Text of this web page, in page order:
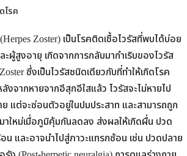
โรค
Zoster) เป็นโรคติดเชื้อไวรัสที่พบได้บ่อย
ะผู้สูงอายุ เกิดจากการกลับมากำเริบของไวรัส
ซึ่งเป็นไวรัสชนิดเดียวกับที่ทำให้เกิดโรค
งจากหายจากอีสุกอีใสแล้ว ไวรัสจะไม่หายไป
ย แต่จะซ่อนตัวอยู่ในปมประสาท และสามารถถูก
าใหม่เมื่อภูมิคุ้มกันลดลง ส่งผลให้เกิดผื่น ปวด
น และอาจนำไปสู่ภาวะแทรกซ้อน เช่น ปวดปลาย